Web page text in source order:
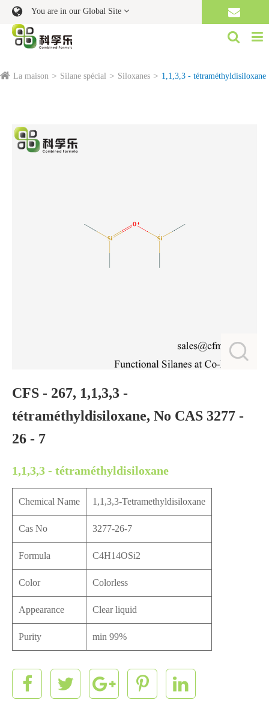
You are in our Global Site
La maison Silane spécial Siloxanes 1,1,3,3 - tétraméthyldisiloxane
CFS - 267, 1,1,3,3 -
tétraméthyldisiloxane, No CAS 3277 -
26 - 7
1,1,3,3 - tétraméthyldisiloxane
Chemical Name 1,1,3,3-Tetramethyldisiloxane
Cas No 3277-26-7
Formula C4H14OSi2
Color Colorless
Appearance Clear liquid
Purity min 99%